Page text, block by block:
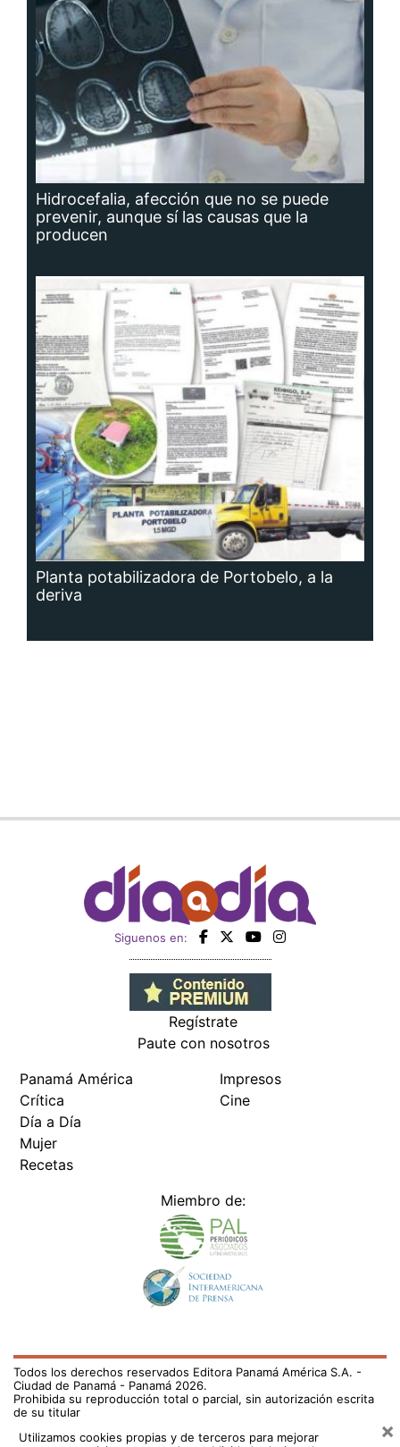
Hidrocefalia, afección que no se puede
prevenir, aunque sí las causas que la
producen
Planta potabilizadora de Portobelo, a la
deriva
Siguenos en:
Regístrate
Paute con nosotros
Panamá América
Crítica
Día a Día
Mujer
Recetas
Impresos
Cine
Miembro de:
Todos los derechos reservados Editora Panamá América S.A. -
Ciudad de Panamá - Panamá 2026.
Prohibida su reproducción total o parcial, sin autorización escrita
de su titular
Utilizamos cookies propias y de terceros para mejorar
×